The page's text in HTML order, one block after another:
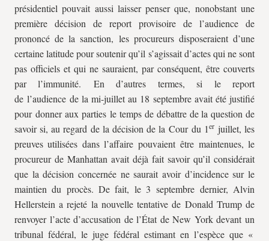
présidentiel pouvait aussi laisser penser que, nonobstant une
première décision de report provisoire de l’audience de
prononcé de la sanction, les procureurs disposeraient d’une
certaine latitude pour soutenir qu’il s’agissait d’actes qui ne sont
pas officiels et qui ne sauraient, par conséquent, être couverts
par l’immunité. En d’autres termes, si le report
de l’audience de la mi-juillet au 18 septembre avait été justifié
pour donner aux parties le temps de débattre de la question de
savoir si, au regard de la décision de la Cour du 1erjuillet, les
preuves utilisées dans l’affaire pouvaient être maintenues, le
procureur de Manhattan avait déjà fait savoir qu’il considérait
que la décision concernée ne saurait avoir d’incidence sur le
maintien du procès. De fait, le 3 septembre dernier, Alvin
Hellerstein a rejeté la nouvelle tentative de Donald Trump de
renvoyer l’acte d’accusation de l’État de New York devant un
tribunal fédéral, le juge fédéral estimant en l’espèce que «